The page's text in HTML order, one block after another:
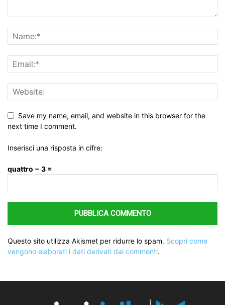
Save my name, email, and website in this browser for the
next time I comment.
Inserisci una risposta in cifre:
quattro − 3 =
Questo sito utilizza Akismet per ridurre lo spam. Scopri come
vengono elaborati i dati derivati dai commenti.